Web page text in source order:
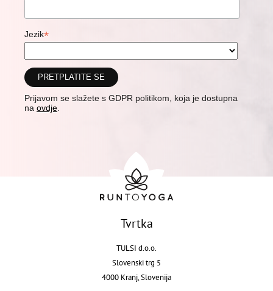
Jezik*
Prijavom se slažete s GDPR politikom, koja je dostupna
na ovdje
Tvrtka
TULSI d.o.o.
Slovenski trg 5
4000 Kranj, Slovenija